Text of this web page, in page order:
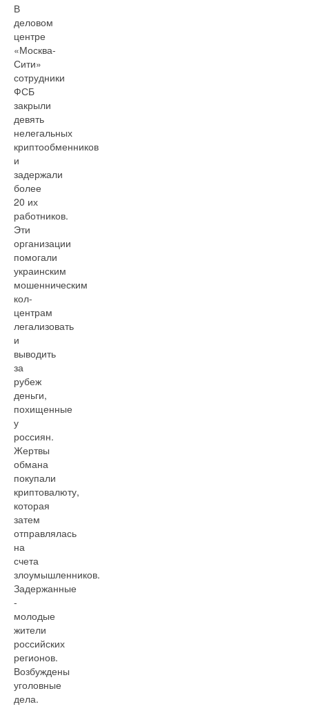
В
деловом
центре
«Москва-
Сити»
сотрудники
ФСБ
закрыли
девять
нелегальных
криптообменников
и
задержали
более
20 их
работников.
Эти
организации
помогали
украинским
мошенническим
кол-
центрам
легализовать
и
выводить
за
рубеж
деньги,
похищенные
у
россиян.
Жертвы
обмана
покупали
криптовалюту,
которая
затем
отправлялась
на
счета
злоумышленников.
Задержанные
-
молодые
жители
российских
регионов.
Возбуждены
уголовные
дела.